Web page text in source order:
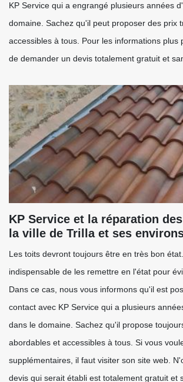
KP Service qui a engrangé plusieurs années
domaine. Sachez qu'il peut proposer des prix
accessibles à tous. Pour les informations plus
de demander un devis totalement gratuit et
KP Service et la réparation
la ville de Trilla et ses
Les toits devront toujours être en très bon
indispensable de les remettre en l'état pour
Dans ce cas, nous vous informons qu'il est
contact avec KP Service qui a plusieurs
dans le domaine. Sachez qu'il propose
abordables et accessibles à tous. Si vous
supplémentaires, il faut visiter son site web.
devis qui serait établi est totalement gratuit et